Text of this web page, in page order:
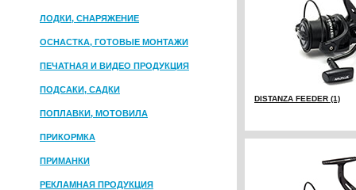
МАТЕРИАЛЫ
ЛОДКИ, СНАРЯЖЕНИЕ
ОСНАСТКА, ГОТОВЫЕ МОНТАЖИ
ПЕЧАТНАЯ И ВИДЕО ПРОДУКЦИЯ
ПОДСАКИ, САДКИ
ПОПЛАВКИ, МОТОВИЛА
ПРИКОРМКА
ПРИМАНКИ
РЕКЛАМНАЯ ПРОДУКЦИЯ
DISTANZA FEEDER (1)